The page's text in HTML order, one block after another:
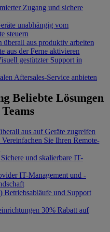
Zugang und sichere
unabhängig vom
steuern
überall aus produktiv arbeiten
aus der Ferne aktivieren
gestützter Support in
Aftersales-Service anbieten
Beliebte Lösungen
aus auf Geräte zugreifen
Vereinfachen Sie Ihren Remote-
Sichere und skalierbare IT-
IT-Management und -
Betriebsabläufe und Support
30% Rabatt auf